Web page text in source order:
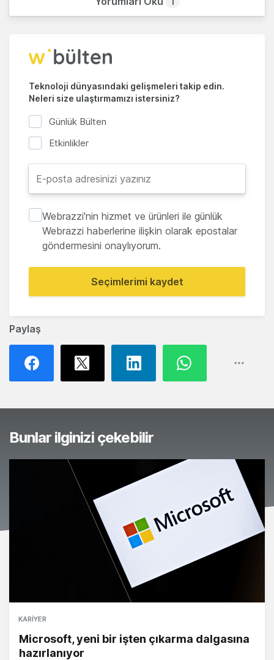
Paylaş
Teknoloji dünyasındaki gelişmeleri takip edin.
Neleri size ulaştırmamızı istersiniz?
Günlük Bülten
Etkinlikler
Webrazzi'nin hizmet ve ürünleri ile günlük
Webrazzi haberlerine ilişkin olarak epostalar
göndermesini onaylıyorum.
Seçimlerimi kaydet
Bunlar ilginizi çekebilir
KARIYER
Microsoft, yeni bir işten çıkarma dalgasına
hazırlanıyor